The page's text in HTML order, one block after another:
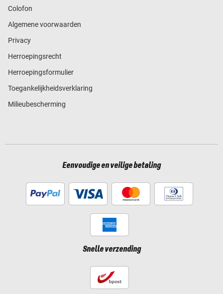
Colofon
Algemene voorwaarden
Privacy
Herroepingsrecht
Herroepingsformulier
Toegankelijkheidsverklaring
Milieubescherming
Eenvoudige en veilige betaling
Snelle verzending